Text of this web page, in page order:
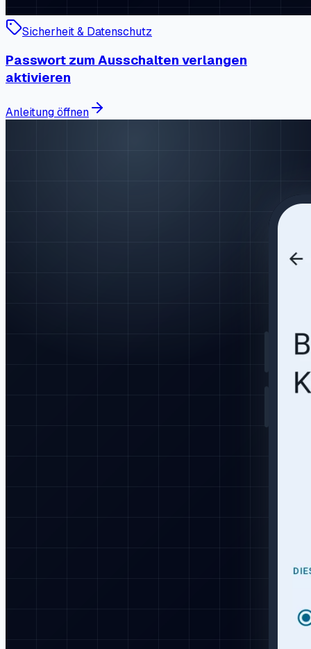
Sicherheit & Datenschutz
Passwort zum Ausschalten verlangen
aktivieren
Anleitung öffnen